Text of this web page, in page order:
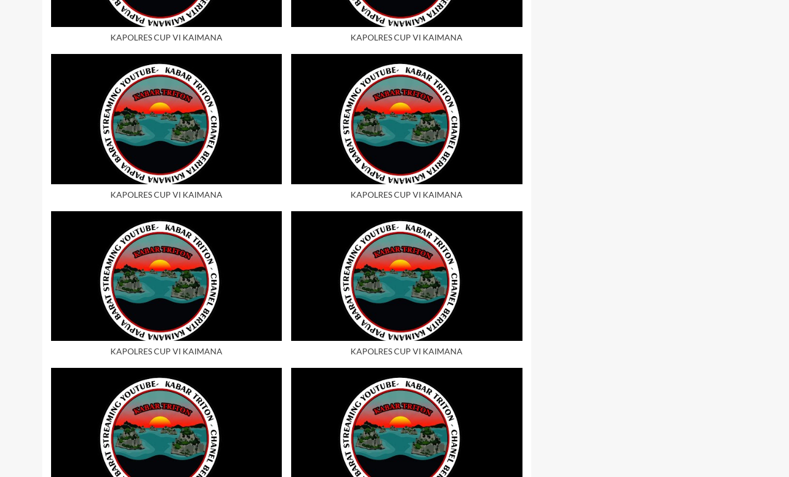
KAPOLRES CUP VI KAIMANA KAPOLRES CUP VI KAIMANA
KAPOLRES CUP VI KAIMANA KAPOLRES CUP VI KAIMANA
KAPOLRES CUP VI KAIMANA KAPOLRES CUP VI KAIMANA